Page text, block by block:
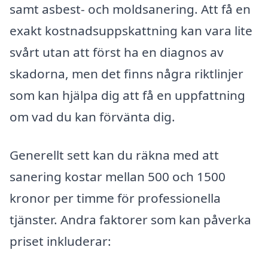
samt asbest- och moldsanering. Att få en
exakt kostnadsuppskattning kan vara lite
svårt utan att först ha en diagnos av
skadorna, men det finns några riktlinjer
som kan hjälpa dig att få en uppfattning
om vad du kan förvänta dig.
Generellt sett kan du räkna med att
sanering kostar mellan 500 och 1500
kronor per timme för professionella
tjänster. Andra faktorer som kan påverka
priset inkluderar: